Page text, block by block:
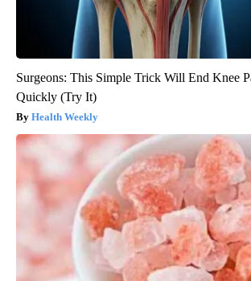
Surgeons: This Simple Trick Will End Knee
Quickly (Try It)
Health Weekly